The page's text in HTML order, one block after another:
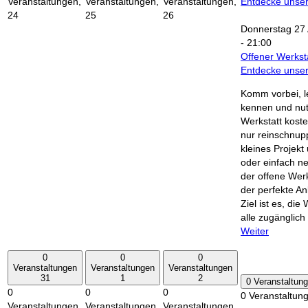
24
25
26
Donnerstag
- 21:00
Offener
Entdecke
Komm vorbei,
kennen und
Werkstatt
nur
kleines Projekt
oder einfach
der offene
der perfekte
Ziel ist es, die
alle
Weiter
0
Veranstaltungen
31
0
0
Veranstaltungen
1
0
0
Veranstaltungen
2
0
0
0